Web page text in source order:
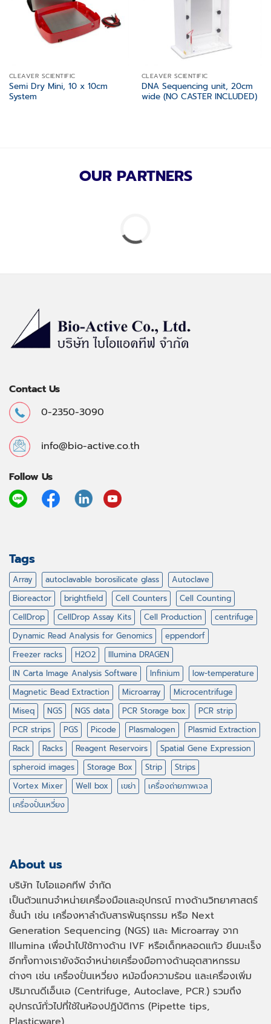
CLEAVER SCIENTIFIC
Semi Dry Mini, 10 x 10cm
System
CLEAVER SCIENTIFIC
DNA Sequencing unit, 20cm
wide (NO CASTER INCLUDED)
OUR PARTNERS
Contact Us
0-2350-3090
info@bio-active.co.th
Follow Us
Tags
Array autoclavable borosilicate glass
Autoclave
Bioreactor
brightfield Cell Counters
Cell Counting
CellDrop
CellDrop Assay Kits Cell Production
centrifuge
Dynamic Read Analysis for Genomics
eppendorf
Freezer racks
H2O2
Illumina DRAGEN
IN Carta Image Analysis Software
Infinium
low-temperature
Magnetic Bead Extraction
Microarray
Microcentrifuge
Miseq
NGS NGS data PCR Storage box
PCR strip
PCR strips
PGS Picode Plasmalogen
Plasmid Extraction
Rack
Racks Reagent Reservoirs
Spatial Gene Expression
spheroid images
Storage Box Strip
Strips
Vortex Mixer
Well box เขย่า
เครื่องถ่ายภาพเจล
เครื่องปั่นเหวี่ยง
About us
บริษัท ไบโอแอคทีฟ จำกัด
เป็นตัวแทนจำหน่ายเครื่องมือและอุปกรณ์ ทางด้านวิทยาศาสตร์
ชั้นนำ เช่น เครื่องหาลำดับสารพันธุกรรม หรือ Next
Generation Sequencing (NGS) และ Microarray จาก
Illumina เพื่อนำไปใช้ทางด้าน IVF หรือเด็กหลอดแก้ว ยีนมะเร็ง
อีกทั้งทางเรายังจัดจำหน่ายเครื่องมือทางด้านอุตสาหกรรม
ต่างๆ เช่น เครื่องปั่นเหวี่ยง หม้อนึ่งความร้อน และเครื่องเพิ่ม
ปริมาณดีเอ็นเอ (Centrifuge, Autoclave, PCR.) รวมถึง
อุปกรณ์ทั่วไปที่ใช้ในห้องปฏิบัติการ (Pipette tips,